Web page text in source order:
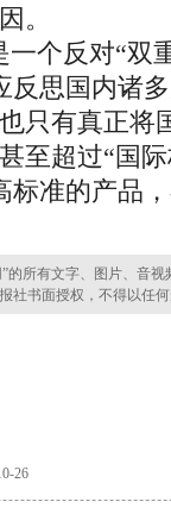
。
个反对“双
思国内诸
只有真正将
至超过“国
标准的产品
所有文字、图片、音视
社书面授权，不得以任
26